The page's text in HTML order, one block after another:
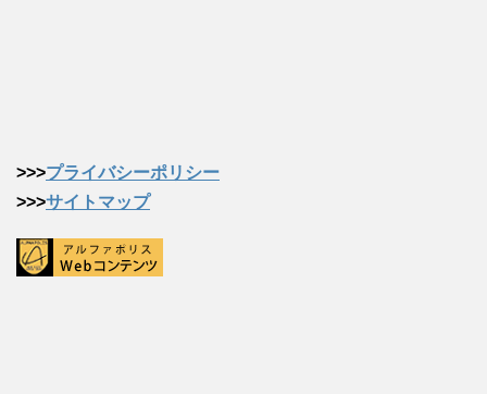
>>>プライバシーポリシー
>>>サイトマップ